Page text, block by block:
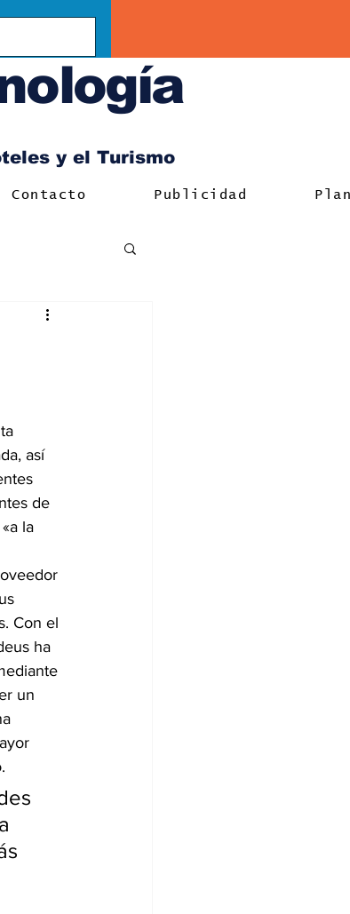
y el Turismo
Contacto Publicidad
así
de
la
Con el
ha
un